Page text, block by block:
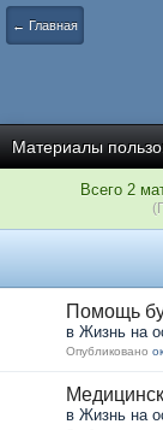
← Главная
Материалы
Всего 2
Помощь
в Жизнь на
Опубликовано
в Жизнь на